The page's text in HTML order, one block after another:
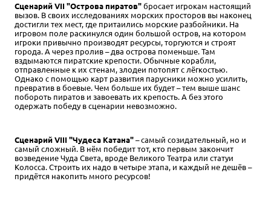
Сценарий VII "Острова пиратов"бросает игрокам настоящий
вызов. В своих исследованиях морских просторов вы наконец
достигли тех мест, где притаились морские разбойники. На
игровом поле раскинулся один большой остров, на котором
игроки привычно производят ресурсы, торгуются и строят
города. А через пролив – два острова поменьше. Там
вздымаются пиратские крепости. Обычные корабли,
отправленные к их стенам, злодеи потопят с лёгкостью.
Однако с помощью карт развития парусники можно усилить,
превратив в боевые. Чем больше их будет – тем выше шанс
побороть пиратов и завоевать их крепость. А без этого
одержать победу в сценарии невозможно.
Сценарий VIII "Чудеса Катана"– самый созидательный, но и
самый сложный. В нём победит тот, кто первым закончит
возведение Чуда Света, вроде Великого Театра или статуи
Колосса. Строить их надо в четыре этапа, и каждый не дешёв –
придётся накопить много ресурсов!